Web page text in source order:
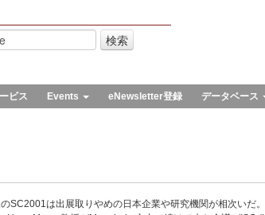
ビス Events eNewsletter登録 データベース
は出展取りやめの日本企業や研究機関が相次いだ